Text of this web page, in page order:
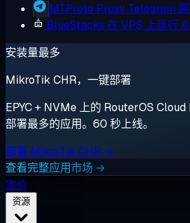
MTProto Proxy Telegram
BlueStacks 在 VPS 上运行
安装量最多
MikroTik CHR，一键部署
EPYC + NVMe 上的 RouterOS
部署最多的应用。60 秒上线。
部署 MikroTik CHR →
查看完整应用市场 →
定价